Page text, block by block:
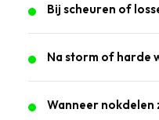
Bij scheuren of
Na storm of harde
Wanneer